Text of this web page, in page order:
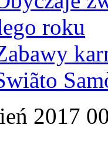
roku
2017